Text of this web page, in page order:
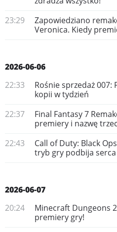
23:29
Zapowiedziano
Veronica. Kiedy
2026-06-06
22:33
Rośnie sprzedaż
kopii w tydzień
22:37
Final Fantasy 7
premiery i nazwę
22:43
Call of Duty: Black
tryb gry podbija
2026-06-07
20:24
Minecraft Dungeons
premiery gry!